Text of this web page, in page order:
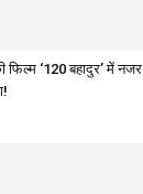
‘120 बहादुर’ में नजर